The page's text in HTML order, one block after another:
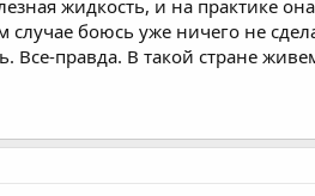
жидкость, и на практике
случае боюсь уже ничего не
Все-правда. В такой стране